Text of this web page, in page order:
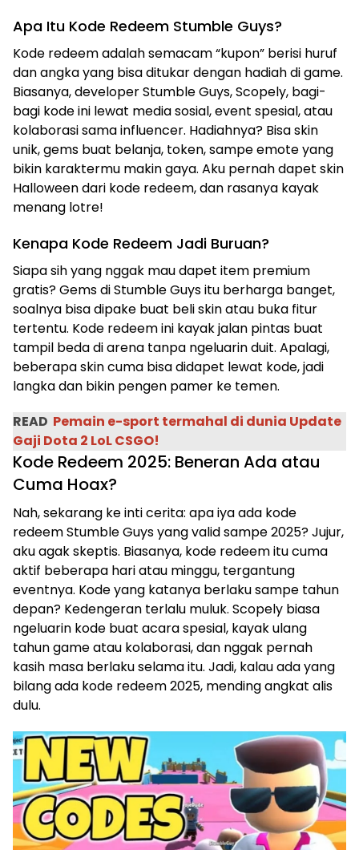
Apa Itu Kode Redeem Stumble Guys?
Kode redeem adalah semacam “kupon” berisi huruf
dan angka yang bisa ditukar dengan hadiah di game.
Biasanya, developer Stumble Guys, Scopely, bagi-
bagi kode ini lewat media sosial, event spesial, atau
kolaborasi sama influencer. Hadiahnya? Bisa skin
unik, gems buat belanja, token, sampe emote yang
bikin karaktermu makin gaya. Aku pernah dapet skin
Halloween dari kode redeem, dan rasanya kayak
menang lotre!
Kenapa Kode Redeem Jadi Buruan?
Siapa sih yang nggak mau dapet item premium
gratis? Gems di Stumble Guys itu berharga banget,
soalnya bisa dipake buat beli skin atau buka fitur
tertentu. Kode redeem ini kayak jalan pintas buat
tampil beda di arena tanpa ngeluarin duit. Apalagi,
beberapa skin cuma bisa didapet lewat kode, jadi
langka dan bikin pengen pamer ke temen.
READ Pemain e-sport termahal di dunia Update
Gaji Dota 2 LoL CSGO!
Kode Redeem 2025: Beneran Ada atau
Cuma Hoax?
Nah, sekarang ke inti cerita: apa iya ada kode
redeem Stumble Guys yang valid sampe 2025? Jujur,
aku agak skeptis. Biasanya, kode redeem itu cuma
aktif beberapa hari atau minggu, tergantung
eventnya. Kode yang katanya berlaku sampe tahun
depan? Kedengeran terlalu muluk. Scopely biasa
ngeluarin kode buat acara spesial, kayak ulang
tahun game atau kolaborasi, dan nggak pernah
kasih masa berlaku selama itu. Jadi, kalau ada yang
bilang ada kode redeem 2025, mending angkat alis
dulu.